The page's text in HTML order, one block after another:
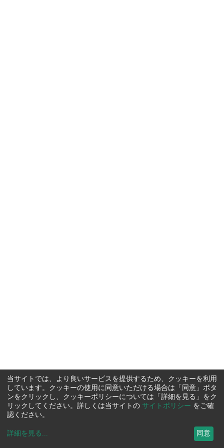
当サイトでは、より良いサービスを提供するため、クッキーを利用
しています。クッキーの使用に同意いただける場合は「同意」ボタ
ンをクリックし、クッキーポリシーについては「詳細を見る」をク
リックしてください。詳しくは当サイトの サイトポリシー をご確
認ください。
詳細を見る ... 同意